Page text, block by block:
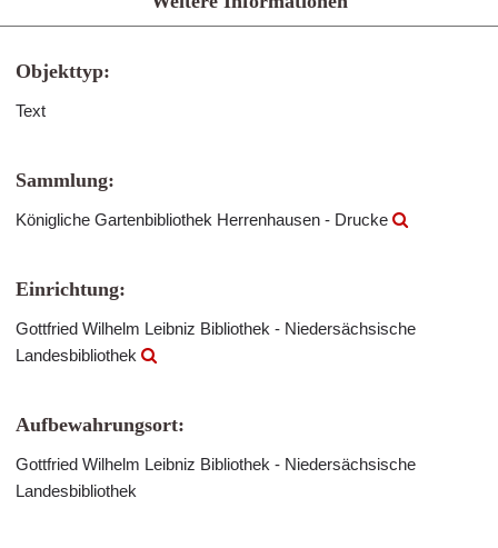
Objekttyp:
Text
Sammlung:
Königliche Gartenbibliothek Herrenhausen - Drucke
Einrichtung:
Gottfried Wilhelm Leibniz Bibliothek - Niedersächsische
Landesbibliothek
Aufbewahrungsort:
Gottfried Wilhelm Leibniz Bibliothek - Niedersächsische
Landesbibliothek